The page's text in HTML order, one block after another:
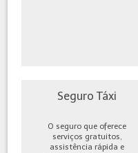
Seguro Táxi
O seguro que oferece
serviços gratuitos,
assistência rápida e